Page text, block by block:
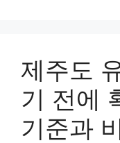
제주도
기 전에
기준과